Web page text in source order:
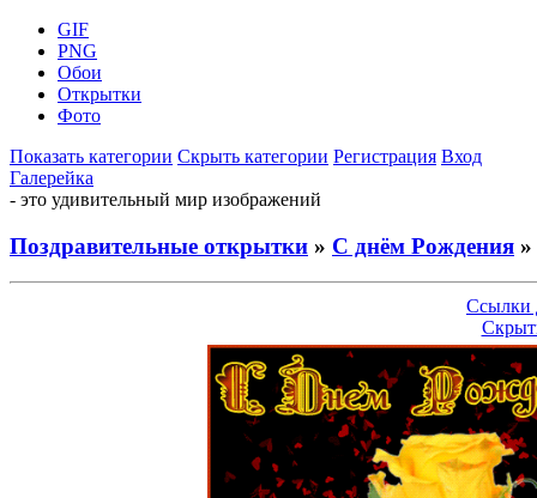
GIF
PNG
Обои
Открытки
Фото
Показать категории Скрыть категории Регистрация Вход
Галерейка
- это удивительный мир изображений
Поздравительные открытки » С днём Рождения
Ссылки